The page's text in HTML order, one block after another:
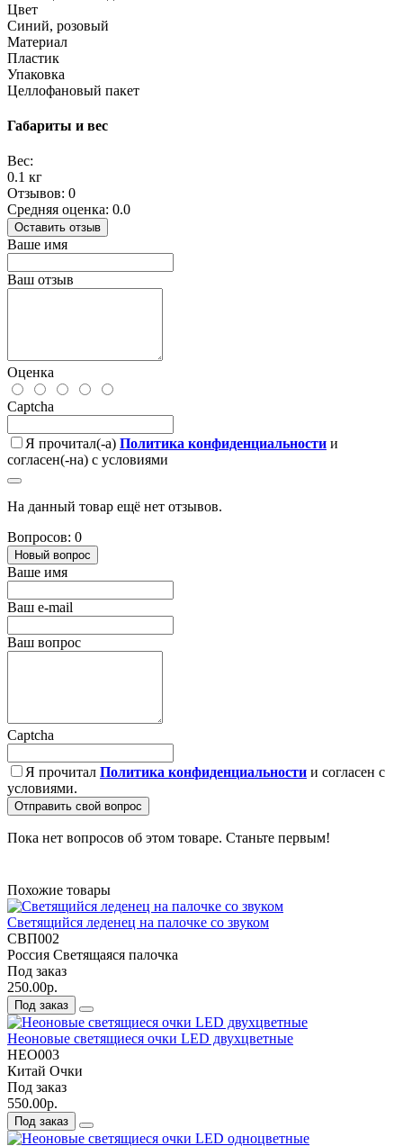
Цвет
Синий, розовый
Материал
Пластик
Упаковка
Целлофановый пакет
Габариты и вес
Вес:
0.1 кг
Отзывов: 0
Средняя оценка: 0.0
Оставить отзыв
Ваше имя
Ваш отзыв
Оценка
Captcha
Я прочитал(-а) Политика конфиденциальности и
согласен(-на) с условиями
На данный товар ещё нет отзывов.
Вопросов: 0
Новый вопрос
Ваше имя
Ваш e-mail
Ваш вопрос
Captcha
Я прочитал Политика конфиденциальности и согласен с
условиями.
Отправить свой вопрос
Пока нет вопросов об этом товаре. Станьте первым!
Похожие товары
Светящийся леденец на палочке со звуком
СВП002
Россия Светящаяся палочка
Под заказ
250.00р.
Под заказ
Неоновые светящиеся очки LED двухцветные
НЕО003
Китай Очки
Под заказ
550.00р.
Под заказ